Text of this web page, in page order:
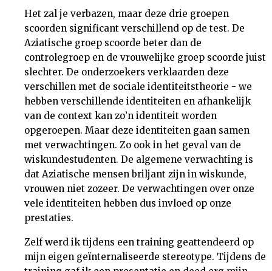
Het zal je verbazen, maar deze drie groepen
scoorden significant verschillend op de test. De
Aziatische groep scoorde beter dan de
controlegroep en de vrouwelijke groep scoorde juist
slechter. De onderzoekers verklaarden deze
verschillen met de sociale identiteitstheorie - we
hebben verschillende identiteiten en afhankelijk
van de context kan zo’n identiteit worden
opgeroepen. Maar deze identiteiten gaan samen
met verwachtingen. Zo ook in het geval van de
wiskundestudenten. De algemene verwachting is
dat Aziatische mensen briljant zijn in wiskunde,
vrouwen niet zozeer. De verwachtingen over onze
vele identiteiten hebben dus invloed op onze
prestaties.
Zelf werd ik tijdens een training geattendeerd op
mijn eigen geïnternaliseerde stereotype. Tijdens de